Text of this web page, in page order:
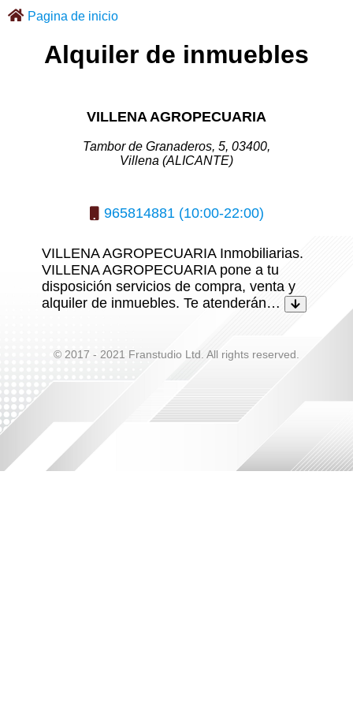
Pagina de inicio
Alquiler de inmuebles
VILLENA AGROPECUARIA
Tambor de Granaderos, 5, 03400,
Villena (ALICANTE)
965814881 (10:00-22:00)
VILLENA AGROPECUARIA Inmobiliarias.
VILLENA AGROPECUARIA pone a tu
disposición servicios de compra, venta y
alquiler de inmuebles. Te atenderán…
© 2017 - 2021 Franstudio Ltd. All rights reserved.